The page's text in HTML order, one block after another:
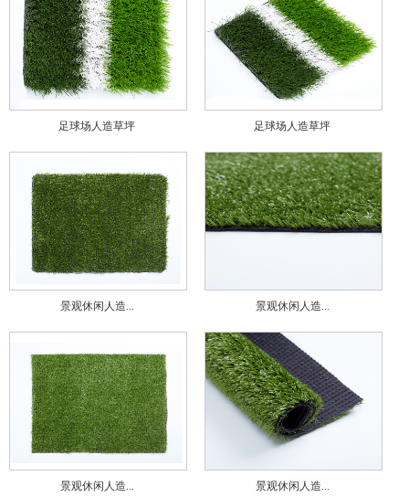
足球场人造草坪 足球场人造草坪
景观休闲人造... 景观休闲人造...
景观休闲人造... 景观休闲人造...